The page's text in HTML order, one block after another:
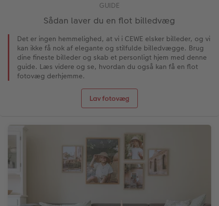
GUIDE
Sådan laver du en flot billedvæg
Det er ingen hemmelighed, at vi i CEWE elsker billeder, og vi
kan ikke få nok af elegante og stilfulde billedvægge. Brug
dine fineste billeder og skab et personligt hjem med denne
guide. Læs videre og se, hvordan du også kan få en flot
fotovæg derhjemme.
Lav fotovæg